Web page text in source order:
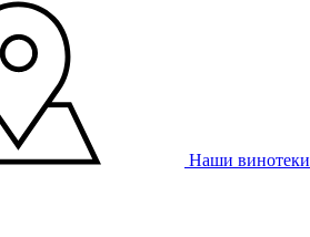
Наши винотеки